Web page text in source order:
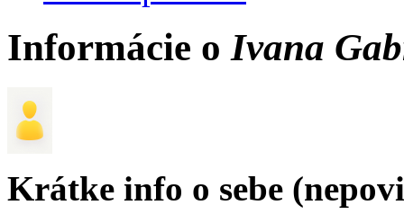
Informácie oIvana
Krátke info o sebe